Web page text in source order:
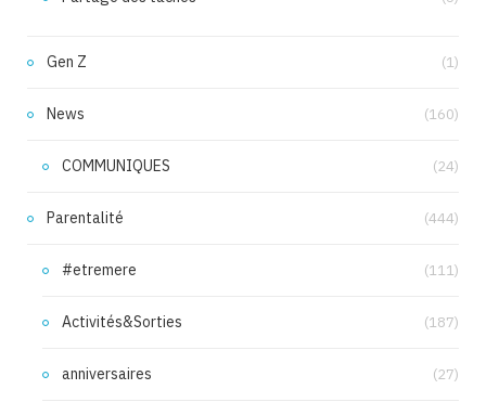
Gen Z (1)
News (160)
COMMUNIQUES (24)
Parentalité (444)
#etremere (111)
Activités&Sorties (187)
anniversaires (27)